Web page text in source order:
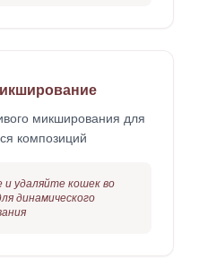
микширования для
композиций
удаляйте кошек во
динамического